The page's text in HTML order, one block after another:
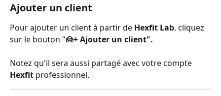
Ajouter un client
Pour ajouter un client à partir de Hexfit Lab, cliquez
sur le bouton "🙍+ Ajouter un client".
Notez qu'il sera aussi partagé avec votre compte
Hexfit professionnel.